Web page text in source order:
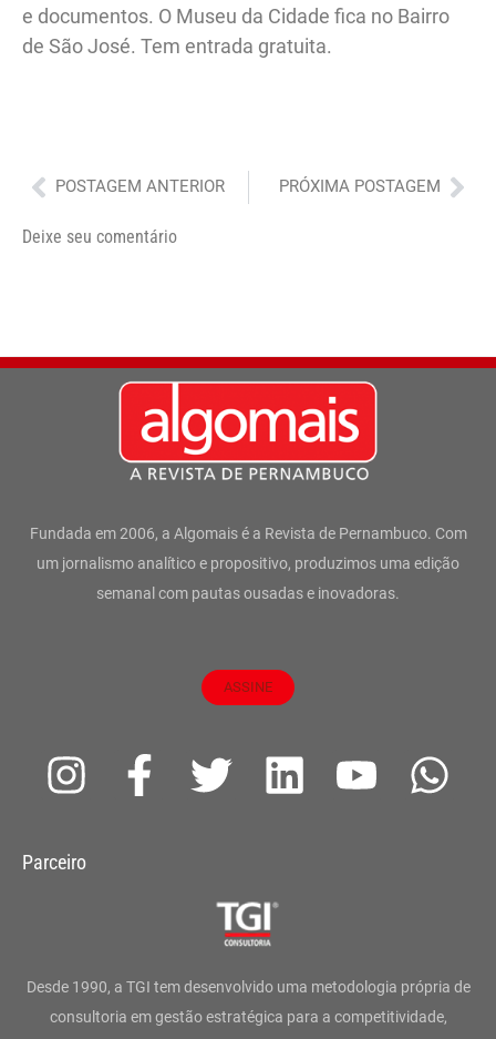
e documentos. O Museu da Cidade fica no Bairro
de São José. Tem entrada gratuita.
Anterior
POSTAGEM ANTERIOR PRÓXIMA POSTAGEM
Deixe seu comentário
Fundada em 2006, a Algomais é a Revista de Pernambuco. Com
um jornalismo analítico e propositivo, produzimos uma edição
semanal com pautas ousadas e inovadoras.
ASSINE
I
s
g
r
F
a
o
o
T
t
e
r
L
d
i
Y
b
e
W
a
p
Parceiro
Desde 1990, a TGI tem desenvolvido uma metodologia própria de
consultoria em gestão estratégica para a competitividade,